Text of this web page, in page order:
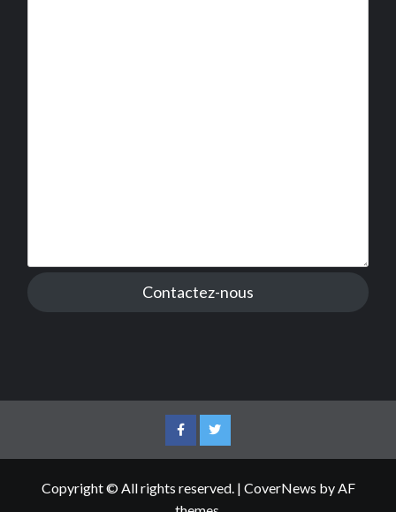
Contactez-nous
FacebookTwitter
Copyright © All rights reserved. | CoverNews by AF